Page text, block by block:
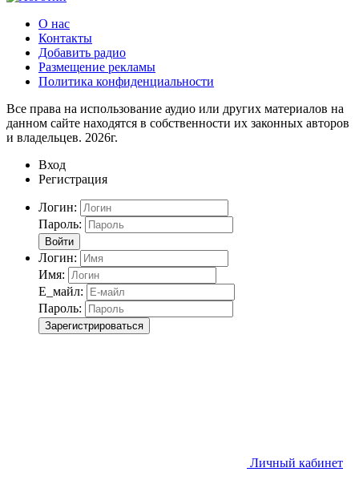
О нас
Контакты
Добавить радио
Размещение рекламы
Политика конфиденциальности
Все права на использование аудио или других материалов на
данном сайте находятся в собственности их законных авторов
и владельцев. 2026г.
Вход
Регистрация
Логин:
Пароль:
Войти
Логин:
Имя:
Е_майл:
Пароль:
Зарегистрироваться
Личный кабинет